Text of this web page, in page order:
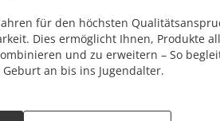
für den höchsten
Dies ermöglicht Ihnen, Produkte
und zu erweitern – So
an bis ins Jugendalter.